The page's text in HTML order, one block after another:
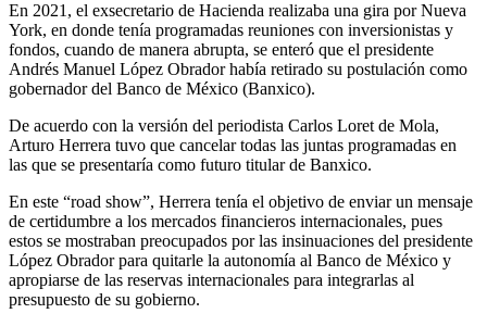
En 2021, el exsecretario de Hacienda realizaba una gira por Nueva
York, en donde tenía programadas reuniones con inversionistas y
fondos, cuando de manera abrupta, se enteró que el presidente
Andrés Manuel López Obrador había retirado su postulación como
gobernador del Banco de México (Banxico).
De acuerdo con la versión del periodista Carlos Loret de Mola,
Arturo Herrera tuvo que cancelar todas las juntas programadas en
las que se presentaría como futuro titular de Banxico.
En este “road show”, Herrera tenía el objetivo de enviar un mensaje
de certidumbre a los mercados financieros internacionales, pues
estos se mostraban preocupados por las insinuaciones del presidente
López Obrador para quitarle la autonomía al Banco de México y
apropiarse de las reservas internacionales para integrarlas al
presupuesto de su gobierno.